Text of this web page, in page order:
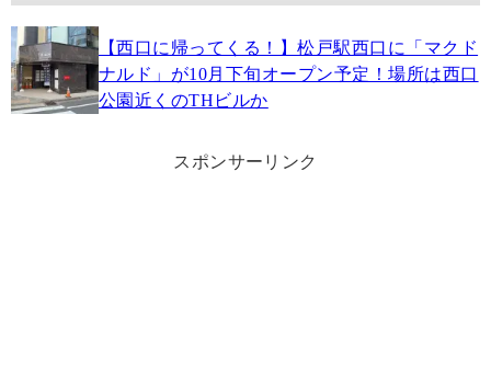
【西口に帰ってくる！】松戸駅西口に「マクド
ナルド」が10月下旬オープン予定！場所は西口
公園近くのTHビルか
スポンサーリンク